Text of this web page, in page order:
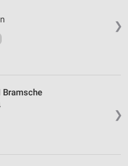
❯
❯
Bramsche